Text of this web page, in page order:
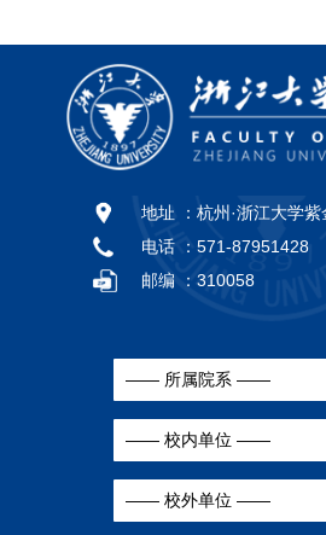
地址 ： 杭州·浙江大学
电话 ： 571-87951428
邮编 ： 310058
—— 所属院系 ——
—— 校内单位 ——
—— 校外单位 ——